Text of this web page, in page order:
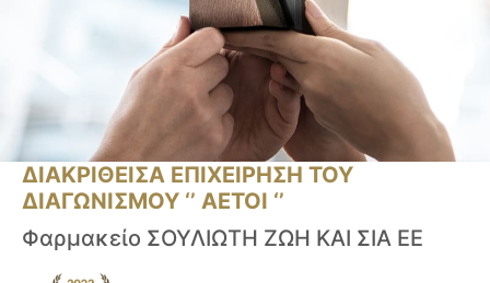
ΔΙΑΚΡΙΘΕΙΣΑ ΕΠΙΧΕΙΡΗΣΗ ΤΟΥ
ΔΙΑΓΩΝΙΣΜΟΥ ‘’ ΑΕΤΟΙ ‘’
Φαρμακείο ΣΟΥΛΙΩΤΗ ΖΩΗ ΚΑΙ ΣΙΑ ΕΕ